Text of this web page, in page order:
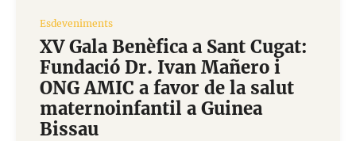
Esdeveniments
XV Gala Benèfica a Sant Cugat:
Fundació Dr. Ivan Mañero i
ONG AMIC a favor de la salut
maternoinfantil a Guinea
Bissau